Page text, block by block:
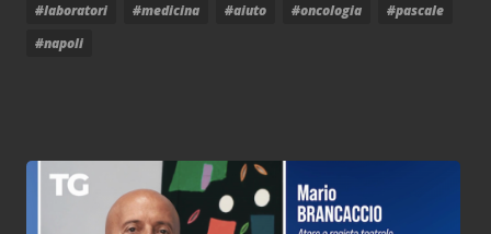
#laboratori #medicina #aiuto #oncologia
#pascale
#napoli